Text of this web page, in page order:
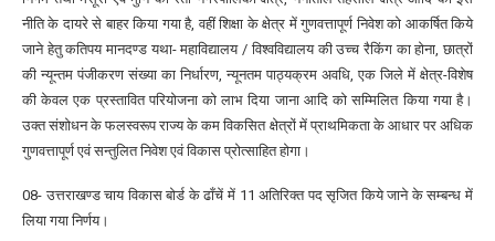
नीति के दायरे से बाहर किया गया है, वहीं शिक्षा के क्षेत्र में गुणवत्तापूर्ण निवेश को आकर्षित किये
जाने हेतु कतिपय मानदण्ड यथा- महाविद्यालय / विश्वविद्यालय की उच्च रैकिंग का होना, छात्रों
की न्यून्तम पंजीकरण संख्या का निर्धारण, न्यूनतम पाठ्यक्रम अवधि, एक जिले में क्षेत्र-विशेष
की केवल एक प्रस्तावित परियोजना को लाभ दिया जाना आदि को सम्मिलित किया गया है।
उक्त संशोधन के फलस्वरूप राज्य के कम विकसित क्षेत्रों में प्राथमिकता के आधार पर अधिक
गुणवत्तापूर्ण एवं सन्तुलित निवेश एवं विकास प्रोत्साहित होगा।
08- उत्तराखण्ड चाय विकास बोर्ड के ढाँचें में 11 अतिरिक्त पद सृजित किये जाने के सम्बन्ध में
लिया गया निर्णय।